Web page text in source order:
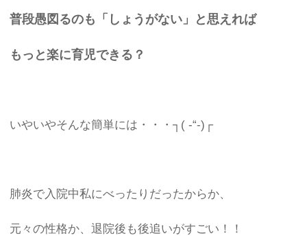
普段愚図るのも「しょうがない」と思えれば
もっと楽に育児できる？
いやいやそんな簡単には・・・┐( -“-)┌
肺炎で入院中私にべったりだったからか、
元々の性格か、退院後も後追いがすごい！！